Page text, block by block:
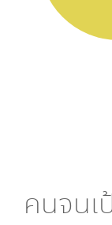
คนจนเ